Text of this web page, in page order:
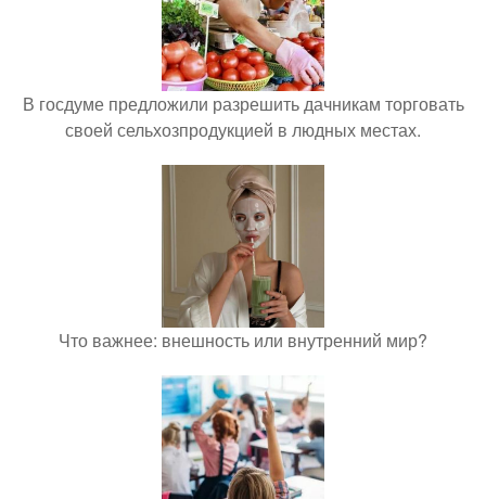
В госдуме предложили разрешить дачникам торговать
своей сельхозпродукцией в людных местах.
Что важнее: внешность или внутренний мир?